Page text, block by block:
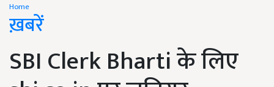
Home
ख़बरें
SBI Clerk Bharti के लिए